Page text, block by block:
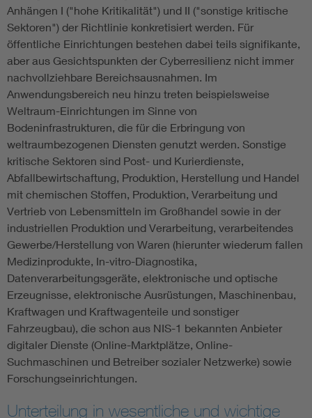
Anhängen I ("hohe Kritikalität") und II ("sonstige kritische
Sektoren") der Richtlinie konkretisiert werden. Für
öffentliche Einrichtungen bestehen dabei teils signifikante,
aber aus Gesichtspunkten der Cyberresilienz nicht immer
nachvollziehbare Bereichsausnahmen. Im
Anwendungsbereich neu hinzu treten beispielsweise
Weltraum-Einrichtungen im Sinne von
Bodeninfrastrukturen, die für die Erbringung von
weltraumbezogenen Diensten genutzt werden. Sonstige
kritische Sektoren sind Post- und Kurierdienste,
Abfallbewirtschaftung, Produktion, Herstellung und Handel
mit chemischen Stoffen, Produktion, Verarbeitung und
Vertrieb von Lebensmitteln im Großhandel sowie in der
industriellen Produktion und Verarbeitung, verarbeitendes
Gewerbe/Herstellung von Waren (hierunter wiederum fallen
Medizinprodukte, In-vitro-Diagnostika,
Datenverarbeitungsgeräte, elektronische und optische
Erzeugnisse, elektronische Ausrüstungen, Maschinenbau,
Kraftwagen und Kraftwagenteile und sonstiger
Fahrzeugbau), die schon aus NIS-1 bekannten Anbieter
digitaler Dienste (Online-Marktplätze, Online-
Suchmaschinen und Betreiber sozialer Netzwerke) sowie
Forschungseinrichtungen.
Unterteilung in wesentliche und wichtige